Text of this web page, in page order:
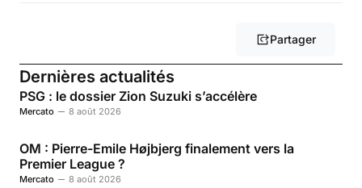
Partager
Dernières actualités
PSG : le dossier Zion Suzuki s’accélère
Mercato 8 août 2026
OM : Pierre-Emile Højbjerg finalement vers la
Premier League ?
Mercato 8 août 2026